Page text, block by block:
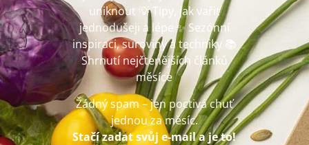
uniknout 💡 Tipy, jak vařit
jednodušeji a lépe ✨ Sezónní
inspiraci, suroviny a techniky 📚
Shrnutí nejčtenějších článků
měsíce
Žádný spam – jen poctivá chuť
jednou za měsíc.
Stačí zadat svůj e-mail a je to!